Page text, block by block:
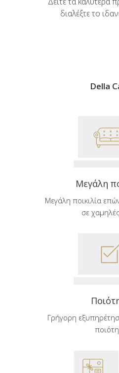
διαλέξτε το
Della
Μεγάλη
Μεγάλη ποικιλία
σε
Γρήγορη